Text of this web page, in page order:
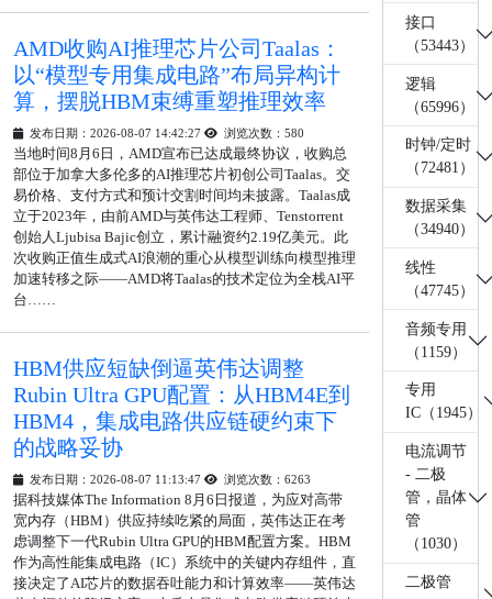
AMD收购AI推理芯片公司Taalas：
以“模型专用集成电路”布局异构计
算，摆脱HBM束缚重塑推理效率
发布日期：2026-08-07 14:42:27 浏览次数：580
当地时间8月6日，AMD宣布已达成最终协议，收购总
部位于加拿大多伦多的AI推理芯片初创公司Taalas。交
易价格、支付方式和预计交割时间均未披露。Taalas成
立于2023年，由前AMD与英伟达工程师、Tenstorrent
创始人Ljubisa Bajic创立，累计融资约2.19亿美元。此
次收购正值生成式AI浪潮的重心从模型训练向模型推理
加速转移之际——AMD将Taalas的技术定位为全栈AI平
台……
HBM供应短缺倒逼英伟达调整
Rubin Ultra GPU配置：从HBM4E到
HBM4，集成电路供应链硬约束下
的战略妥协
发布日期：2026-08-07 11:13:47 浏览次数：6263
据科技媒体The Information 8月6日报道，为应对高带
宽内存（HBM）供应持续吃紧的局面，英伟达正在考
虑调整下一代Rubin Ultra GPU的HBM配置方案。HBM
作为高性能集成电路（IC）系统中的关键内存组件，直
接决定了AI芯片的数据吞吐能力和计算效率——英伟达
接口
（53443）
逻辑
（65996）
时钟/定时
（72481）
数据采集
（34940）
线性
（47745）
音频专用
（1159）
专用
IC（1945）
电流调节
- 二极
管，晶体
管
（1030）
二极管